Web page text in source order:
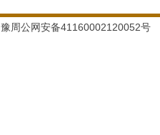
豫周公网安备41160002120052号